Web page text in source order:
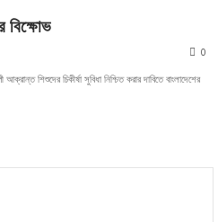
বিক্ষোভ
0
শিশুদের চিকীর্ষা সুবিধা নিশ্চিত করার দাবিতে বাংলাদেশের